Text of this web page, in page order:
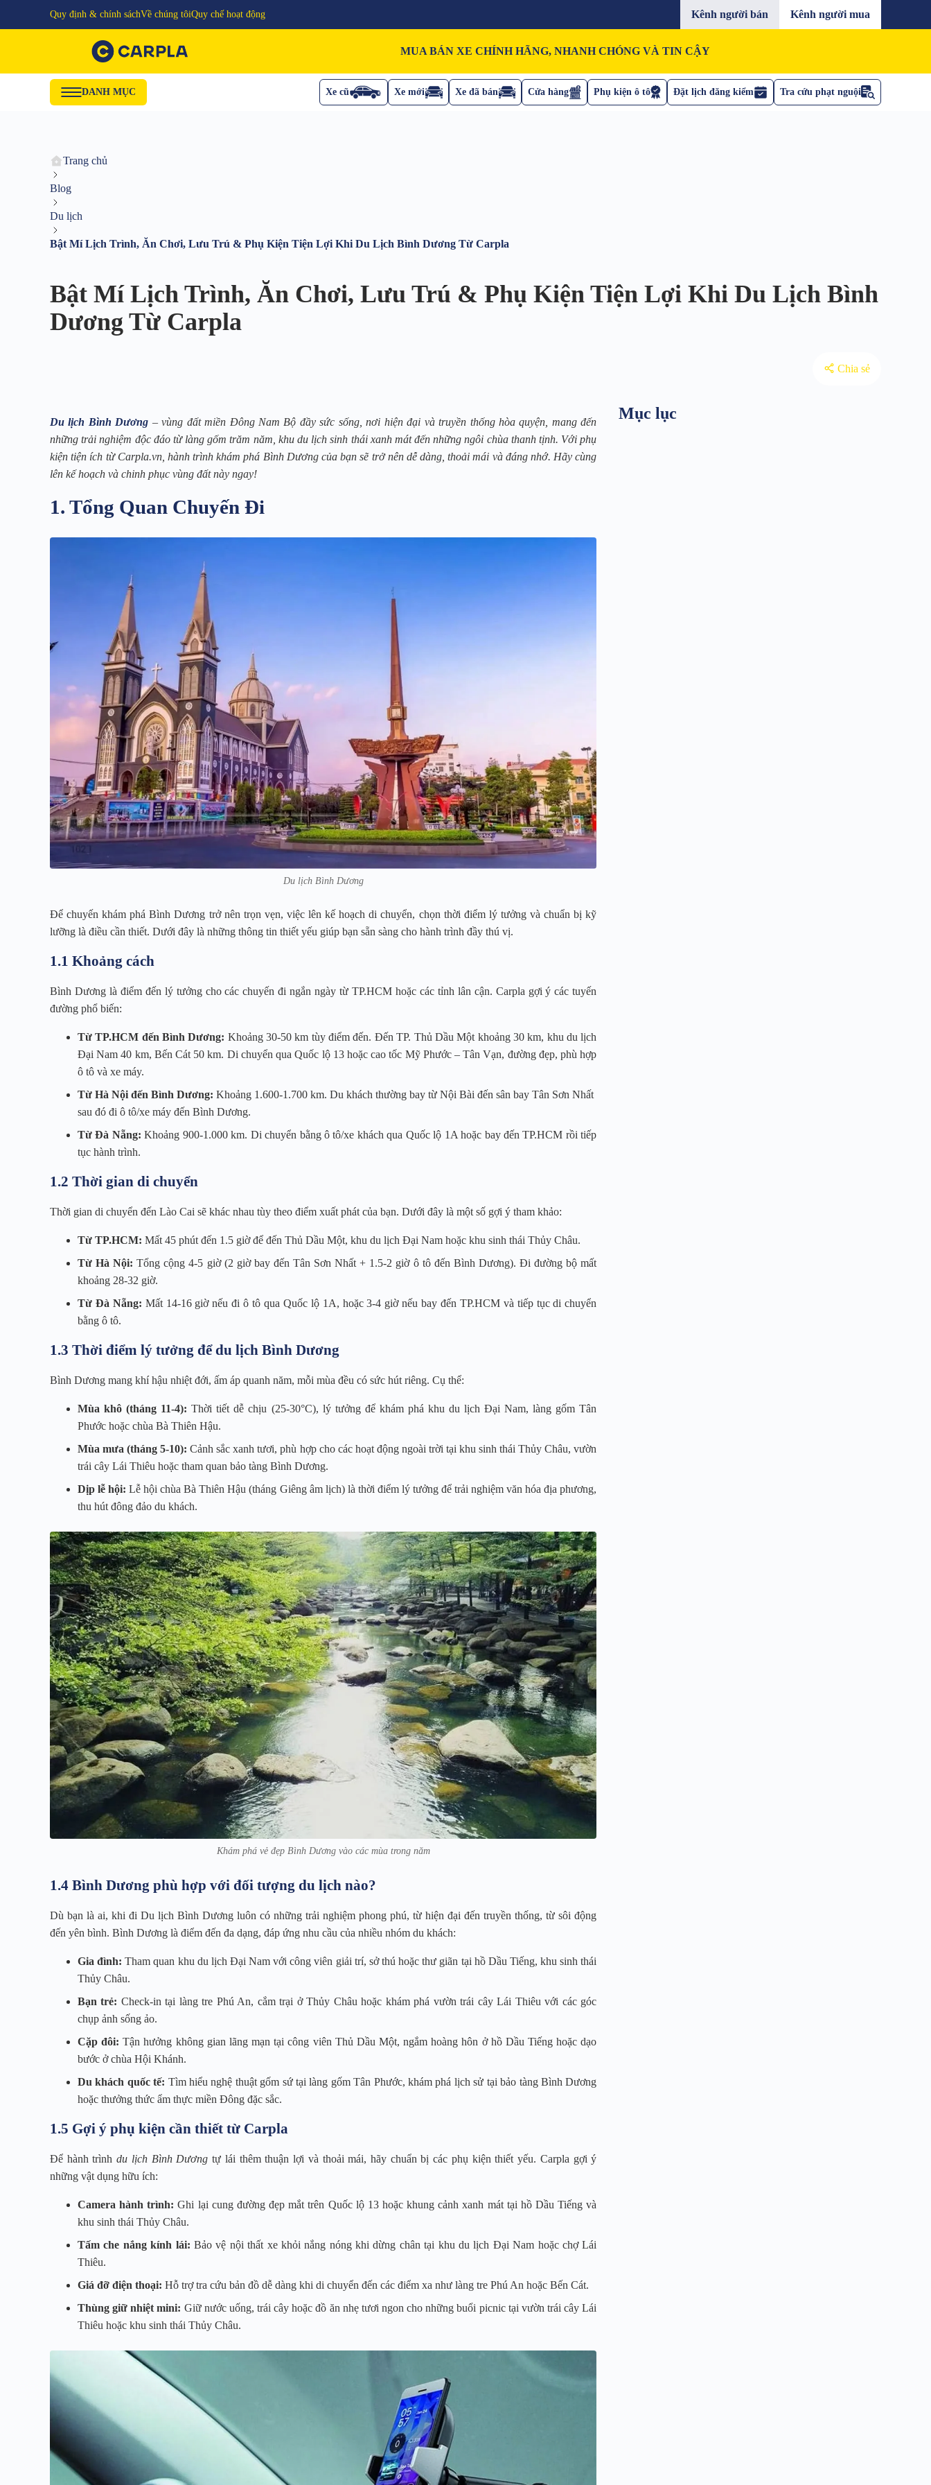
Quy định & chính sáchVề chúng tôiQuy chế hoạt động Kênh người bán Kênh người mua
MUA BÁN XE CHÍNH HÃNG, NHANH CHÓNG VÀ TIN CẬY
DANH MỤC Xe cũ Xe mới Xe đã bán Cửa hàng Phụ kiện ô tô Đặt lịch đăng kiểm Tra cứu phạt nguội
Trang chủ
Blog
Du lịch
Bật Mí Lịch Trình, Ăn Chơi, Lưu Trú & Phụ Kiện Tiện Lợi Khi Du Lịch Bình Dương Từ Carpla
Bật Mí Lịch Trình, Ăn Chơi, Lưu Trú & Phụ Kiện Tiện Lợi Khi Du Lịch Bình
Dương Từ Carpla
Chia sẻ
Du lịch Bình Dương – vùng đất miền Đông Nam Bộ đầy sức sống, nơi hiện đại và truyền thống hòa quyện, mang đến
những trải nghiệm độc đáo từ làng gốm trăm năm, khu du lịch sinh thái xanh mát đến những ngôi chùa thanh tịnh. Với phụ
kiện tiện ích từ Carpla.vn, hành trình khám phá Bình Dương của bạn sẽ trở nên dễ dàng, thoải mái và đáng nhớ. Hãy cùng
lên kế hoạch và chinh phục vùng đất này ngay!
1. Tổng Quan Chuyến Đi
Du lịch Bình Dương
Để chuyến khám phá Bình Dương trở nên trọn vẹn, việc lên kế hoạch di chuyển, chọn thời điểm lý tưởng và chuẩn bị kỹ
lưỡng là điều cần thiết. Dưới đây là những thông tin thiết yếu giúp bạn sẵn sàng cho hành trình đầy thú vị.
1.1 Khoảng cách
Bình Dương là điểm đến lý tưởng cho các chuyến đi ngắn ngày từ TP.HCM hoặc các tỉnh lân cận. Carpla gợi ý các tuyến
đường phổ biến:
Từ TP.HCM đến Bình Dương: Khoảng 30-50 km tùy điểm đến. Đến TP. Thủ Dầu Một khoảng 30 km, khu du lịch
Đại Nam 40 km, Bến Cát 50 km. Di chuyển qua Quốc lộ 13 hoặc cao tốc Mỹ Phước – Tân Vạn, đường đẹp, phù hợp
ô tô và xe máy.
Từ Hà Nội đến Bình Dương: Khoảng 1.600-1.700 km. Du khách thường bay từ Nội Bài đến sân bay Tân Sơn Nhất
sau đó đi ô tô/xe máy đến Bình Dương.
Từ Đà Nẵng: Khoảng 900-1.000 km. Di chuyển bằng ô tô/xe khách qua Quốc lộ 1A hoặc bay đến TP.HCM rồi tiếp
tục hành trình.
1.2 Thời gian di chuyển
Thời gian di chuyển đến Lào Cai sẽ khác nhau tùy theo điểm xuất phát của bạn. Dưới đây là một số gợi ý tham khảo:
Từ TP.HCM: Mất 45 phút đến 1.5 giờ để đến Thủ Dầu Một, khu du lịch Đại Nam hoặc khu sinh thái Thủy Châu.
Từ Hà Nội: Tổng cộng 4-5 giờ (2 giờ bay đến Tân Sơn Nhất + 1.5-2 giờ ô tô đến Bình Dương). Đi đường bộ mất
khoảng 28-32 giờ.
Từ Đà Nẵng: Mất 14-16 giờ nếu đi ô tô qua Quốc lộ 1A, hoặc 3-4 giờ nếu bay đến TP.HCM và tiếp tục di chuyển
bằng ô tô.
1.3 Thời điểm lý tưởng để du lịch Bình Dương
Bình Dương mang khí hậu nhiệt đới, ấm áp quanh năm, mỗi mùa đều có sức hút riêng. Cụ thể:
Mùa khô (tháng 11-4): Thời tiết dễ chịu (25-30°C), lý tưởng để khám phá khu du lịch Đại Nam, làng gốm Tân
Phước hoặc chùa Bà Thiên Hậu.
Mùa mưa (tháng 5-10): Cảnh sắc xanh tươi, phù hợp cho các hoạt động ngoài trời tại khu sinh thái Thủy Châu, vườn
trái cây Lái Thiêu hoặc tham quan bảo tàng Bình Dương.
Dịp lễ hội: Lễ hội chùa Bà Thiên Hậu (tháng Giêng âm lịch) là thời điểm lý tưởng để trải nghiệm văn hóa địa phương,
thu hút đông đảo du khách.
Khám phá vẻ đẹp Bình Dương vào các mùa trong năm
1.4 Bình Dương phù hợp với đối tượng du lịch nào?
Dù bạn là ai, khi đi Du lịch Bình Dương luôn có những trải nghiệm phong phú, từ hiện đại đến truyền thống, từ sôi động
đến yên bình. Bình Dương là điểm đến đa dạng, đáp ứng nhu cầu của nhiều nhóm du khách:
Gia đình: Tham quan khu du lịch Đại Nam với công viên giải trí, sở thú hoặc thư giãn tại hồ Dầu Tiếng, khu sinh thái
Thủy Châu.
Bạn trẻ: Check-in tại làng tre Phú An, cắm trại ở Thủy Châu hoặc khám phá vườn trái cây Lái Thiêu với các góc
chụp ảnh sống ảo.
Cặp đôi: Tận hưởng không gian lãng mạn tại công viên Thủ Dầu Một, ngắm hoàng hôn ở hồ Dầu Tiếng hoặc dạo
bước ở chùa Hội Khánh.
Du khách quốc tế: Tìm hiểu nghệ thuật gốm sứ tại làng gốm Tân Phước, khám phá lịch sử tại bảo tàng Bình Dương
hoặc thưởng thức ẩm thực miền Đông đặc sắc.
1.5 Gợi ý phụ kiện cần thiết từ Carpla
Để hành trìnhdu lịch Bình Dương tự lái thêm thuận lợi và thoải mái, hãy chuẩn bị các phụ kiện thiết yếu. Carpla gợi ý
những vật dụng hữu ích:
Camera hành trình: Ghi lại cung đường đẹp mắt trên Quốc lộ 13 hoặc khung cảnh xanh mát tại hồ Dầu Tiếng và
khu sinh thái Thủy Châu.
Tấm che nắng kính lái: Bảo vệ nội thất xe khỏi nắng nóng khi dừng chân tại khu du lịch Đại Nam hoặc chợ Lái
Thiêu.
Giá đỡ điện thoại: Hỗ trợ tra cứu bản đồ dễ dàng khi di chuyển đến các điểm xa như làng tre Phú An hoặc Bến Cát.
Thùng giữ nhiệt mini: Giữ nước uống, trái cây hoặc đồ ăn nhẹ tươi ngon cho những buổi picnic tại vườn trái cây Lái
Thiêu hoặc khu sinh thái Thủy Châu.
Mục lục